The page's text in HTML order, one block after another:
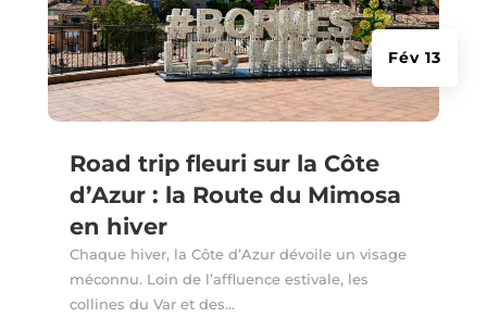
Road trip fleuri sur la Côte
d’Azur : la Route du Mimosa
en hiver
Fév 13
Chaque hiver, la Côte d’Azur dévoile un visage
méconnu. Loin de l’affluence estivale, les
collines du Var et des…